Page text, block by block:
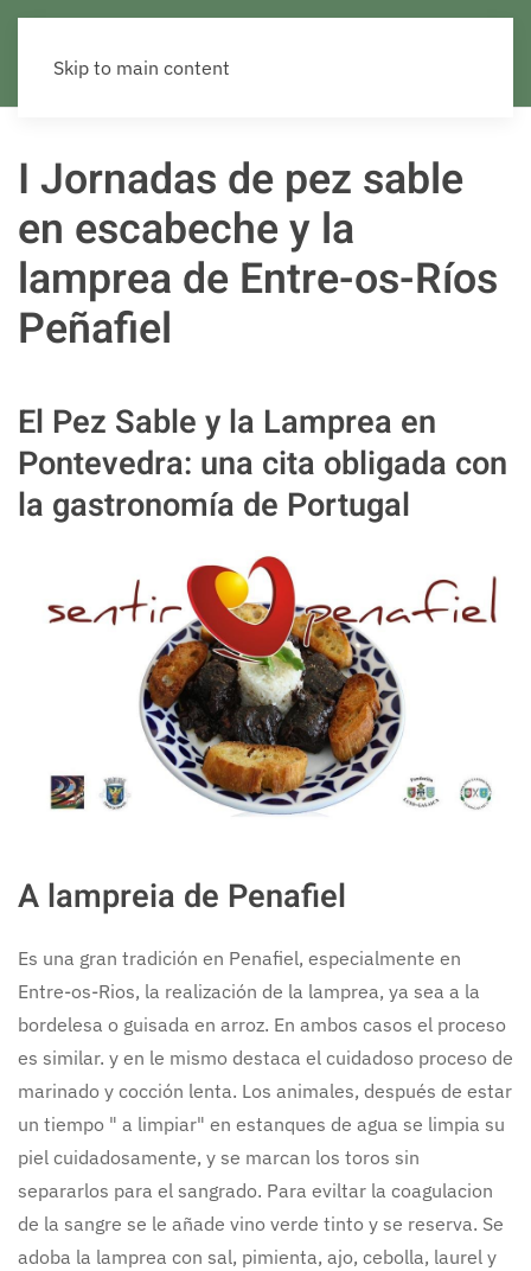
Skip to main content
I Jornadas de pez sable
en escabeche y la
lamprea de Entre-os-Ríos
Peñafiel
El Pez Sable y la Lamprea en
Pontevedra: una cita obligada con
la gastronomía de Portugal
A lampreia de Penafiel
Es una gran tradición en Penafiel, especialmente en
Entre-os-Rios, la realización de la lamprea, ya sea a la
bordelesa o guisada en arroz. En ambos casos el proceso
es similar. y en le mismo destaca el cuidadoso proceso de
marinado y cocción lenta. Los animales, después de estar
un tiempo " a limpiar" en estanques de agua se limpia su
piel cuidadosamente, y se marcan los toros sin
separarlos para el sangrado. Para eviltar la coagulacion
de la sangre se le añade vino verde tinto y se reserva. Se
adoba la lamprea con sal, pimienta, ajo, cebolla, laurel y